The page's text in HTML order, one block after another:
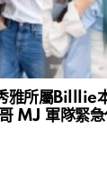
雅所屬Billlie
MJ 軍隊緊